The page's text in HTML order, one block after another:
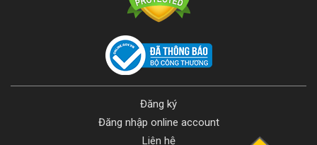
Đăng ký
Đăng nhập online account
Liên hệ